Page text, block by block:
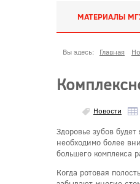
МАТЕРИАЛЫ
Вы здесь: Главная
Новости
Здоровье зубов
необходимо более
большего комплекса
Когда ротовая